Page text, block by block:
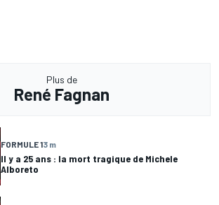
Plus de
René Fagnan
FORMULE 13 m
Il y a 25 ans : la mort tragique de Michele
Alboreto